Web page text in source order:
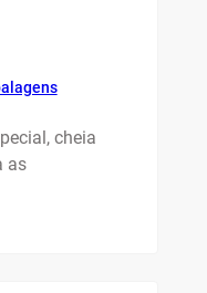
cheia
as